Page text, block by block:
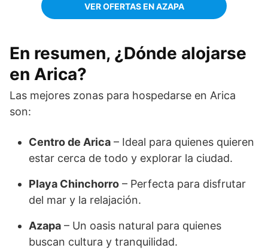
VER OFERTAS EN AZAPA
En resumen, ¿Dónde alojarse
en Arica?
Las mejores zonas para hospedarse en Arica
son:
Centro de Arica – Ideal para quienes quieren
estar cerca de todo y explorar la ciudad.
Playa Chinchorro – Perfecta para disfrutar
del mar y la relajación.
Azapa – Un oasis natural para quienes
buscan cultura y tranquilidad.